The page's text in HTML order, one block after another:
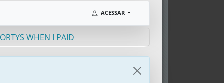
ACESSAR
WHEN I PAID